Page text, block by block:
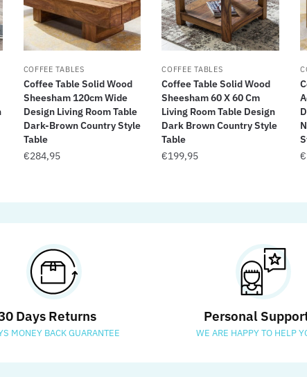
COFFEE TABLES
Coffee Table Solid Wood
Sheesham 120cm Wide
Design Living Room Table
Dark-Brown Country Style
Table
€284,95
COFFEE TABLES
Coffee Table Solid Wood
Sheesham 60 X 60 Cm
Living Room Table Design
Dark Brown Country Style
Table
€199,95
€
Days Returns
MONEY BACK GUARANTEE
Personal
WE ARE HAPPY TO HELP